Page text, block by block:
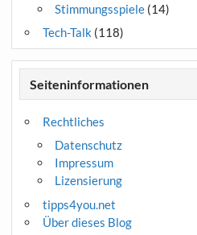
Stimmungsspiele(14)
Tech-Talk (118)
Seiteninformationen
Rechtliches
Datenschutz
Impressum
Lizensierung
tipps4you.net
Über dieses Blog